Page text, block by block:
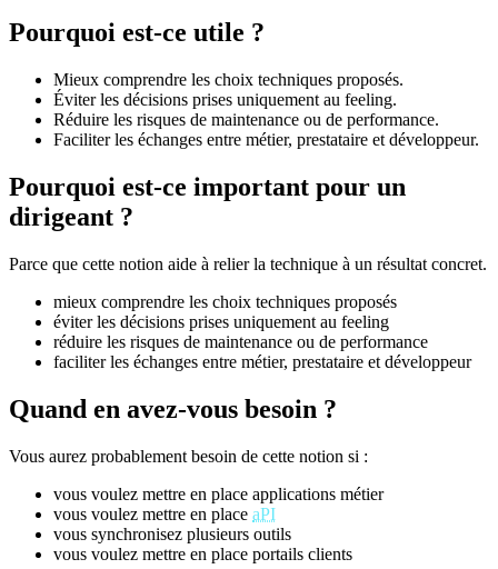
Pourquoi est-ce utile ?
Mieux comprendre les choix techniques proposés.
Éviter les décisions prises uniquement au feeling.
Réduire les risques de maintenance ou de performance.
Faciliter les échanges entre métier, prestataire et développeur.
Pourquoi est-ce important pour un
dirigeant ?
Parce que cette notion aide à relier la technique à un résultat concret.
mieux comprendre les choix techniques proposés
éviter les décisions prises uniquement au feeling
réduire les risques de maintenance ou de performance
faciliter les échanges entre métier, prestataire et développeur
Quand en avez-vous besoin ?
Vous aurez probablement besoin de cette notion si :
vous voulez mettre en place applications métier
vous voulez mettre en place aPI
vous synchronisez plusieurs outils
vous voulez mettre en place portails clients